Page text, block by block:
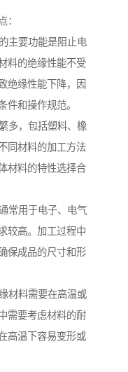
：
主要功能是阻止电
料的绝缘性能不受
绝缘性能下降，因
件和操作规范。
多，包括塑料、橡
同材料的加工方法
材料的特性选择合
常用于电子、电气
较高。加工过程中
保成品的尺寸和形
材料需要在高温或
需要考虑材料的耐
高温下容易变形或